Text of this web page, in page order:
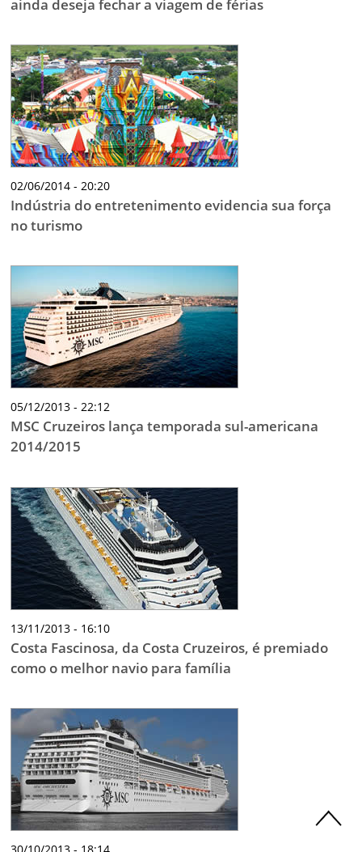
02/06/2014 - 20:20
Indústria do entretenimento evidencia sua força
no turismo
05/12/2013 - 22:12
MSC Cruzeiros lança temporada sul-americana
2014/2015
13/11/2013 - 16:10
Costa Fascinosa, da Costa Cruzeiros, é premiado
como o melhor navio para família